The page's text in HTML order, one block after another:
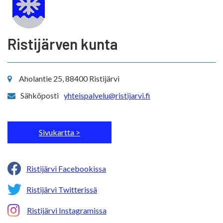
Ristijärven kunta
Aholantie 25, 88400 Ristijärvi
Sähköposti yhteispalvelu@ristijarvi.fi
Sivukartta >
Ristijärvi Facebookissa
Ristijärvi Twitterissä
Ristijärvi Instagramissa